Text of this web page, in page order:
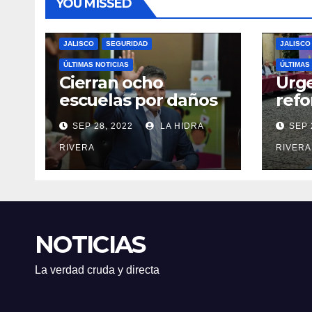
YOU MISSED
JALISCO SEGURIDAD
ÚLTIMAS NOTICIAS
Cierran ocho
escuelas por daños
las trasladan clases
a sedes alternas.
SEP 28, 2022 LA HIDRA
RIVERA
JALISCO
ÚLTIMAS
SEP
RIVERA
NOTICIAS
La verdad cruda y directa